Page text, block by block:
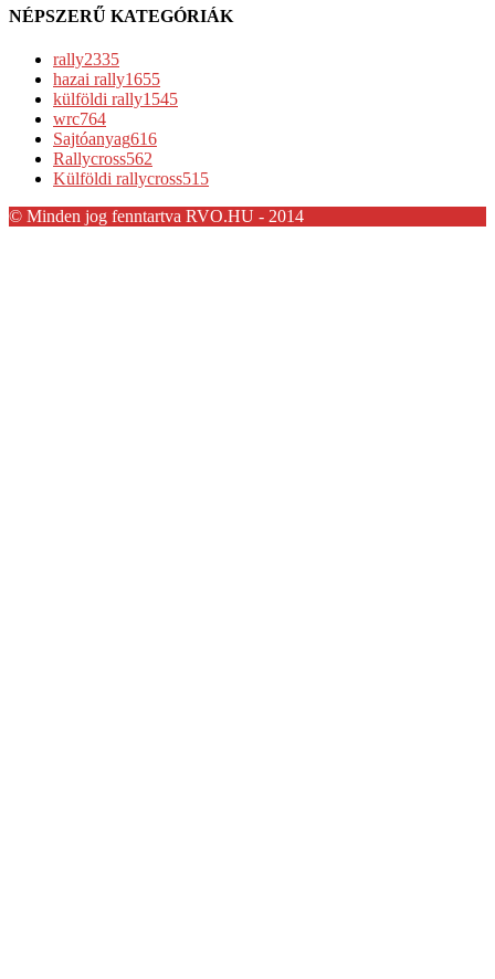
NÉPSZERŰ KATEGÓRIÁK
rally2335
hazai rally1655
külföldi rally1545
wrc764
Sajtóanyag616
Rallycross562
Külföldi rallycross515
© Minden jog fenntartva RVO.HU - 2014